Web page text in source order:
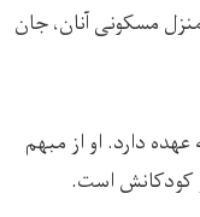
مسکونی آنان، جان
به عهده دارد. او از مبهم
کودکانش است.